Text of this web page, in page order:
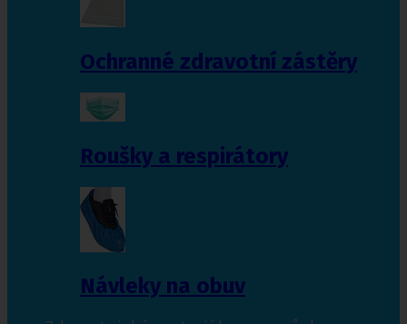
Ochranné zdravotní zástěry
Roušky a respirátory
Návleky na obuv